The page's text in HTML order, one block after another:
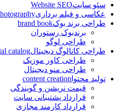
سئو سایتWebsite SEO
عکاسی و فیلم برداری
طراحی برند بوکbrand book
برندبوک رستوران
طراحی لوگو
طراحی کاتالوگ دیجیتالcatalog
طراحی کاور موزیک
طراحی منو دیجیتال
تولید محتوا content creation
قیمت نریشن و گویندگی
قرارداد پشتیبانی سایت
قرارداد کارمند مجازی